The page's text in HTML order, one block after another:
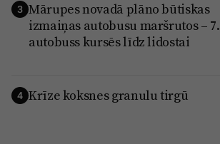
3 Mārupes novadā plāno būtiskas
izmaiņas autobusu maršrutos – 7.
autobuss kursēs līdz lidostai
4 Krīze koksnes granulu tirgū